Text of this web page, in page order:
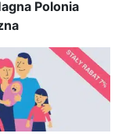
Polonia